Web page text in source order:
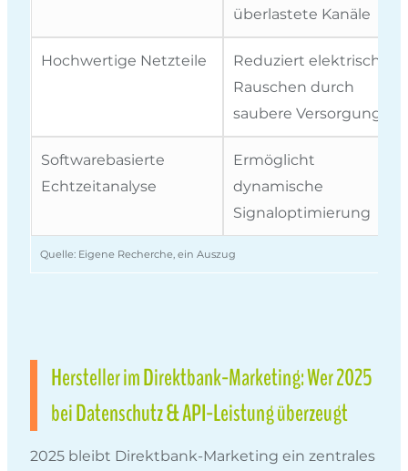
überlastete Kanäle
Hochwertige Netzteile
Reduziert elektrisches
Rauschen durch
saubere Versorgung
Softwarebasierte
Echtzeitanalyse
Ermöglicht
dynamische
Signaloptimierung
Quelle: Eigene Recherche, ein Auszug
Hersteller im Direktbank-Marketing: Wer 2025
bei Datenschutz & API-Leistung überzeugt
2025 bleibt Direktbank-Marketing ein zentrales